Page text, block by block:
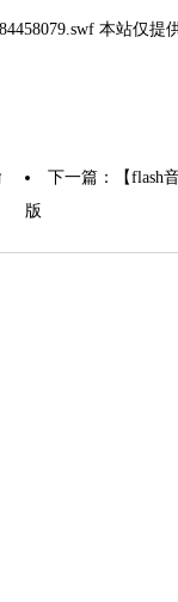
本站仅
下一篇：
【
版